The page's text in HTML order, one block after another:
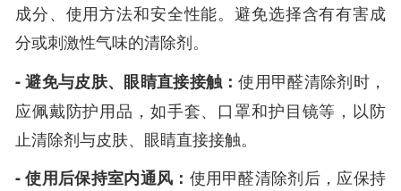
成分、使用方法和安全性能。避免选择含有有害成
分或刺激性气味的清除剂。
- 避免与皮肤、眼睛直接接触：使用甲醛清除剂时，
应佩戴防护用品，如手套、口罩和护目镜等，以防
止清除剂与皮肤、眼睛直接接触。
- 使用后保持室内通风： 使用甲醛清除剂后，应保持